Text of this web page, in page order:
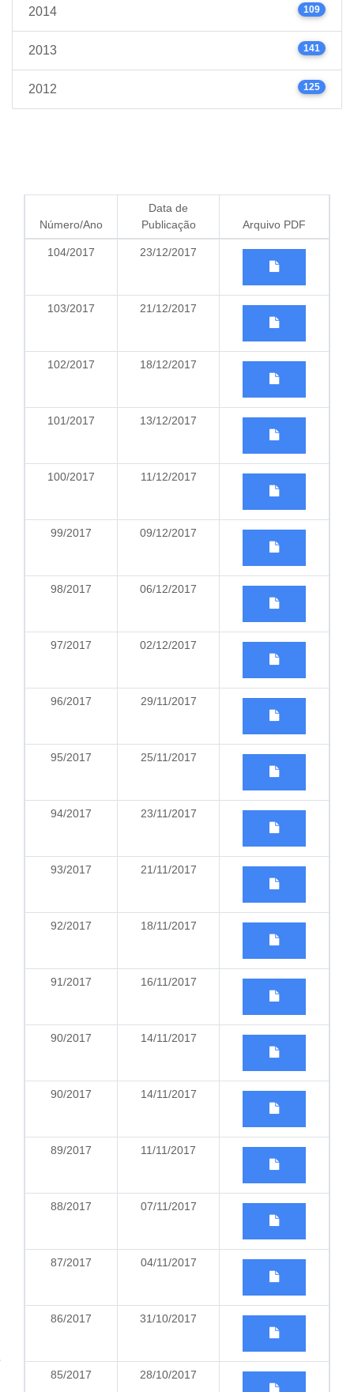
2014 109
2013 141
2012 125
Número/Ano
Data de
Publicação
Arquivo PDF
104/2017 23/12/2017
103/2017 21/12/2017
102/2017 18/12/2017
101/2017 13/12/2017
100/2017 11/12/2017
99/2017 09/12/2017
98/2017 06/12/2017
97/2017 02/12/2017
96/2017 29/11/2017
95/2017 25/11/2017
94/2017 23/11/2017
93/2017 21/11/2017
92/2017 18/11/2017
91/2017 16/11/2017
90/2017 14/11/2017
90/2017 14/11/2017
89/2017 11/11/2017
88/2017 07/11/2017
87/2017 04/11/2017
86/2017 31/10/2017
85/2017 28/10/2017